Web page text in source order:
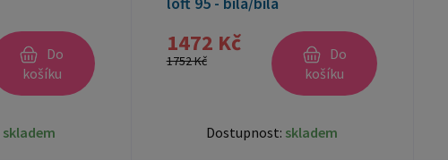
Do
košíku
skladem
1472 Kč
1752 Kč
Do
košíku
Dostupnost: skladem